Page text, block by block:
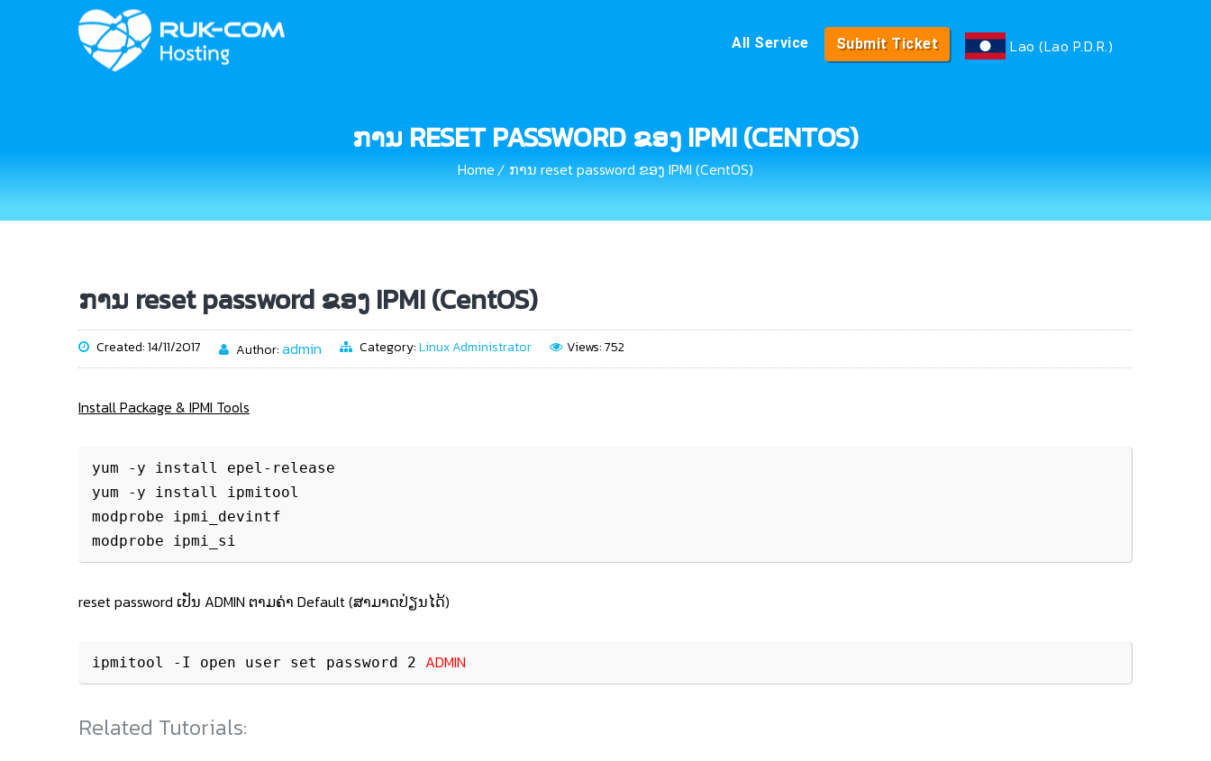
All Service Submit Ticket Lao (Lao P.D.R.)
ການ RESET PASSWORD ຂອງ IPMI (CENTOS)
Home ການ reset password ຂອງ IPMI (CentOS)
ການ reset password ຂອງ IPMI (CentOS)
Created: 14/11/2017 Author:admin Category:Linux Administrator Views: 752
Install Package & IPMI Tools
yum -y install epel-release
yum -y install ipmitool
modprobe ipmi_devintf
reset password ເປັນ ADMIN ຕາມຄ່າ Default (ສາມາດປ່ຽນໄດ້)
ipmitool -I open user set password 2 ADMIN
Related Tutorials: